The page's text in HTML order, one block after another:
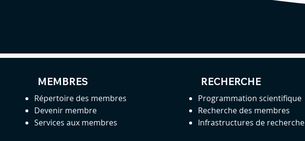
MEMBRES
Répertoire des membres
Devenir membre
Services aux membres
RECHERCHE
Programmation scientifique
Recherche des membres
Infrastructures de recherche